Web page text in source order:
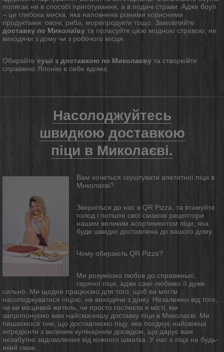
полягає не в способі приготування, а в подачі страви. Адже боул
– це глибока миска, яка наповнена різними корисними
продуктами: овочі, риба, морепродукти тощо. Замовляйте
доставку по Миколаїву та поласуйте цією модною стравою, не
виходячи з дому чи з робочого місця.
Обирайте суші з доставкою по Миколаєву та створюйте
справжню Японію в себе вдома.
Насолоджуйтесь
швидкою доставкою
піци в Миколаєві.
Вам хочеться скуштувати апетитної піци в
Миколаєві?
Зверніться до нас в QR Pizza, та втамуйте
голод і потіште свої смакові рецептори
нашим великим асортиментом піци, яка
буде швидко доставлена до вашого дому.
Чому обирають QR Pizza?
Ми розуміємо любов до справжньої,
гарячої піци, адже самі любимо її дуже
сильно. Ми щодня працюємо для того, щоб ви могли
насолоджуватися піцою, не виходячи з дому. Незалежно від того,
чи ви місцевий житель, чи просто гостюєте в місті, ми
запропонуємо вам найсмачнішу доставку піци в Миколаєві. Ми
пишаємося тим, що доставляємо піцу, яка поєднує найсвіжіші
інгредієнти з великим кулінарним досвідом, що дарує вам
незабутнє задоволення від кожного шматка. У нас є піца на будь-
який смак.